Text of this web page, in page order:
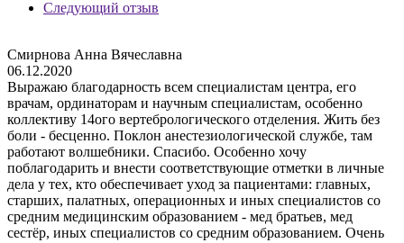
Следующий отзыв
Смирнова Анна Вячеславна
06.12.2020
Выражаю благодарность всем специалистам центра, его
врачам, ординаторам и научным специалистам, особенно
коллективу 14ого вертебрологического отделения. Жить без
боли - бесценно. Поклон анестезиологической службе, там
работают волшебники. Спасибо. Особенно хочу
поблагодарить и внести соответствующие отметки в личные
дела у тех, кто обеспечивает уход за пациентами: главных,
старших, палатных, операционных и иных специалистов со
средним медицинским образованием - мед братьев, мед
сестёр, иных специалистов со средним образованием. Очень